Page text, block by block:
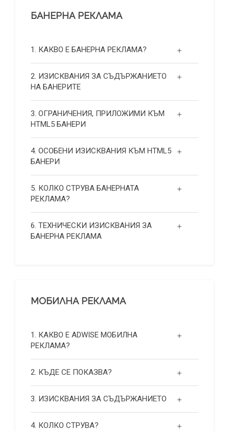
БАНЕРНА РЕКЛАМА
1. КАКВО Е БАНЕРНА РЕКЛАМА?
2. ИЗИСКВАНИЯ ЗА СЪДЪРЖАНИЕТО
НА БАНЕРИТЕ
3. ОГРАНИЧЕНИЯ, ПРИЛОЖИМИ КЪМ
HTML5 БАНЕРИ
4. ОСОБЕНИ ИЗИСКВАНИЯ КЪМ HTML5
БАНЕРИ
5. КОЛКО СТРУВА БАНЕРНАТА
РЕКЛАМА?
6. ТЕХНИЧЕСКИ ИЗИСКВАНИЯ ЗА
БАНЕРНА РЕКЛАМА
МОБИЛНА РЕКЛАМА
1. КАКВО Е ADWISE МОБИЛНА
РЕКЛАМА?
2. КЪДЕ СЕ ПОКАЗВА?
3. ИЗИСКВАНИЯ ЗА СЪДЪРЖАНИЕТО
4. КОЛКО СТРУВА?